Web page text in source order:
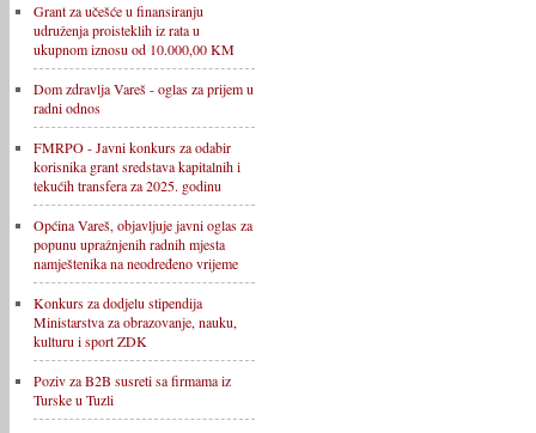
Grant za učešće u finansiranju
udruženja proisteklih iz rata u
ukupnom iznosu od 10.000,00 KM
Dom zdravlja Vareš - oglas za prijem u
radni odnos
FMRPO - Javni konkurs za odabir
korisnika grant sredstava kapitalnih i
tekućih transfera za 2025. godinu
Općina Vareš, objavljuje javni oglas za
popunu upražnjenih radnih mjesta
namještenika na neodređeno vrijeme
Konkurs za dodjelu stipendija
Ministarstva za obrazovanje, nauku,
kulturu i sport ZDK
Poziv za B2B susreti sa firmama iz
Turske u Tuzli